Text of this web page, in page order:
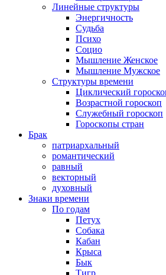
Линейные структуры
Энергичность
Судьба
Психо
Социо
Мышление Женское
Мышление Мужское
Структуры времени
Циклический
Возрастной гороскоп
Служебный гороскоп
Гороскопы стран
Брак
патриархальный
романтический
равный
векторный
духовный
Знаки времени
По годам
Петух
Собака
Кабан
Крыса
Бык
Тигр